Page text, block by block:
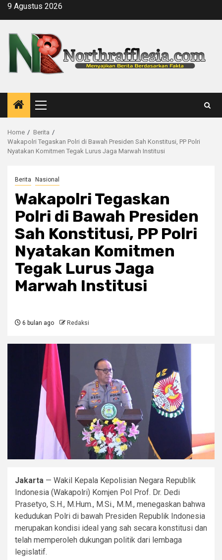
Skip9 Agustus 2026
Primary
Menu
Home
Berita
Wakapolri Tegaskan Polri di Bawah Presiden Sah Konstitusi, PP Polri
Nyatakan Komitmen Tegak Lurus Jaga Marwah Institusi
Berita Nasional
Wakapolri Tegaskan
Polri di Bawah Presiden
Sah Konstitusi, PP Polri
Nyatakan Komitmen
Tegak Lurus Jaga
Marwah Institusi
6 bulan ago Redaksi
Jakarta — Wakil Kepala Kepolisian Negara Republik
Indonesia (Wakapolri) Komjen Pol Prof. Dr. Dedi
Prasetyo, S.H., M.Hum., M.Si., M.M., menegaskan bahwa
kedudukan Polri di bawah Presiden Republik Indonesia
merupakan kondisi ideal yang sah secara konstitusi dan
telah memperoleh dukungan politik dari lembaga
legislatif.